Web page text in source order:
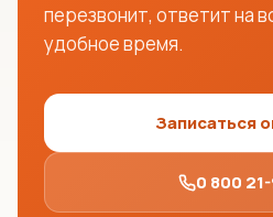
перезвонит, ответит на
удобное время.
Записаться
0 800